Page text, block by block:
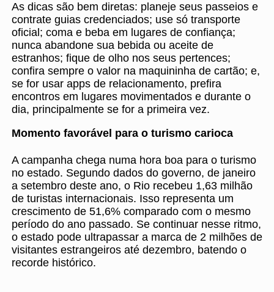
As dicas são bem diretas: planeje seus passeios e
contrate guias credenciados; use só transporte
oficial; coma e beba em lugares de confiança;
nunca abandone sua bebida ou aceite de
estranhos; fique de olho nos seus pertences;
confira sempre o valor na maquininha de cartão; e,
se for usar apps de relacionamento, prefira
encontros em lugares movimentados e durante o
dia, principalmente se for a primeira vez.
Momento favorável para o turismo carioca
A campanha chega numa hora boa para o turismo
no estado. Segundo dados do governo, de janeiro
a setembro deste ano, o Rio recebeu 1,63 milhão
de turistas internacionais. Isso representa um
crescimento de 51,6% comparado com o mesmo
período do ano passado. Se continuar nesse ritmo,
o estado pode ultrapassar a marca de 2 milhões de
visitantes estrangeiros até dezembro, batendo o
recorde histórico.